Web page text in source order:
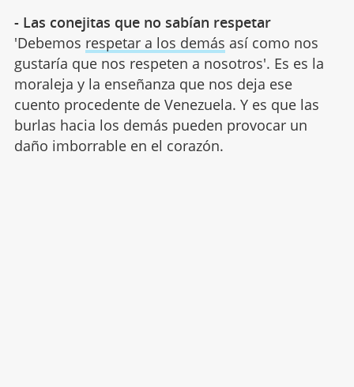
- Las conejitas que no sabían respetar
'Debemos respetar a los demás así como nos
gustaría que nos respeten a nosotros'. Es es la
moraleja y la enseñanza que nos deja ese
cuento procedente de Venezuela. Y es que las
burlas hacia los demás pueden provocar un
daño imborrable en el corazón.